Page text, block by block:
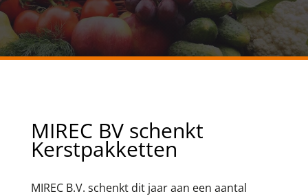
MIREC BV schenkt
Kerstpakketten
MIREC B.V. schenkt dit jaar aan een aantal